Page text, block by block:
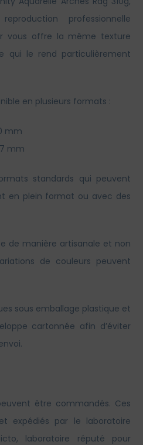
professionnelle
vous offre la même texture
qui le rend particulièrement
en plusieurs formats :
mm
mm
standards qui peuvent
en plein format ou avec des
de manière artisanale et non
de couleurs peuvent
sous emballage plastique et
cartonnée afin d’éviter
être commandés. Ces
expédiés par le laboratoire
laboratoire réputé pour